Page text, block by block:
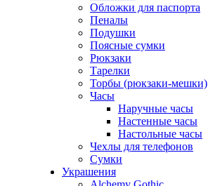
Обложки для паспорта
Пеналы
Подушки
Поясные сумки
Рюкзаки
Тарелки
Торбы (рюкзаки-мешки)
Часы
Наручные часы
Настенные часы
Настольные часы
Чехлы для телефонов
Сумки
Украшения